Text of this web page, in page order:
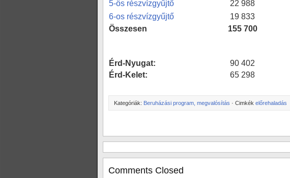
5-ös részvízgyűjtő
22 988
6-os részvízgyűjtő
19 833
Összesen
155 700
Érd-Nyugat: 90 402
Érd-Kelet:
65 298
Kategóriák: Beruházási program, megvalósítás · Cimkék előrehaladás
Comments Closed